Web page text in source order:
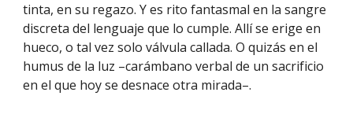
tinta, en su regazo. Y es rito fantasmal en la sangre
discreta del lenguaje que lo cumple. Allí se erige en
hueco, o tal vez solo válvula callada. O quizás en el
humus de la luz –carámbano verbal de un sacrificio
en el que hoy se desnace otra mirada–.